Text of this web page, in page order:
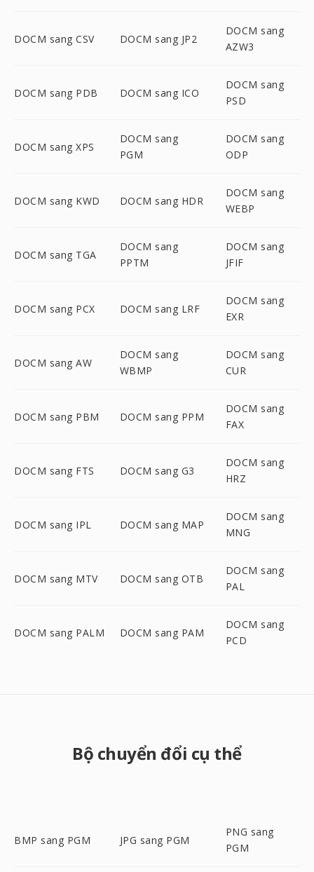
DOCM sang CSV DOCM sang JP2
DOCM sang
AZW3
DOCM sang PDB DOCM sang ICO
DOCM sang
PSD
DOCM sang XPS
DOCM sang
PGM
DOCM sang
ODP
DOCM sang KWD DOCM sang HDR
DOCM sang
WEBP
DOCM sang TGA
DOCM sang
PPTM
DOCM sang
JFIF
DOCM sang PCX DOCM sang LRF
DOCM sang
EXR
DOCM sang AW
DOCM sang
WBMP
DOCM sang
CUR
DOCM sang PBM DOCM sang PPM
DOCM sang
FAX
DOCM sang FTS DOCM sang G3
DOCM sang
HRZ
DOCM sang IPL DOCM sang MAP
DOCM sang
MNG
DOCM sang MTV DOCM sang OTB
DOCM sang
PAL
DOCM sang PALM DOCM sang PAM
DOCM sang
PCD
Bộ chuyển đổi cụ thể
BMP sang PGM JPG sang PGM
PNG sang
PGM